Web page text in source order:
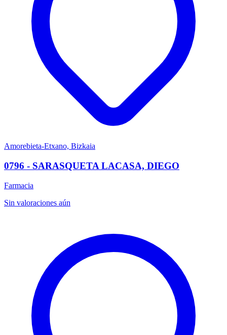
Amorebieta-Etxano, Bizkaia
0796 - SARASQUETA LACASA, DIEGO
Farmacia
Sin valoraciones aún